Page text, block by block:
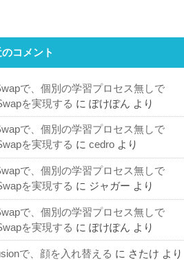
コメント
で、個別の学習プロセス無しで
を実現する に ぽけぽん より
で、個別の学習プロセス無しで
を実現する に cedro より
で、個別の学習プロセス無しで
を実現する に ジャガー より
で、個別の学習プロセス無しで
を実現する に ぽけぽん より
で、顔を入れ替える に さたけ より